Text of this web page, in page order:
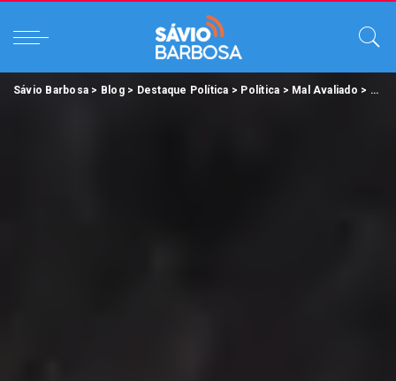
Sávio Barbosa > Blog> Destaque Política > Política > Mal Avaliado >